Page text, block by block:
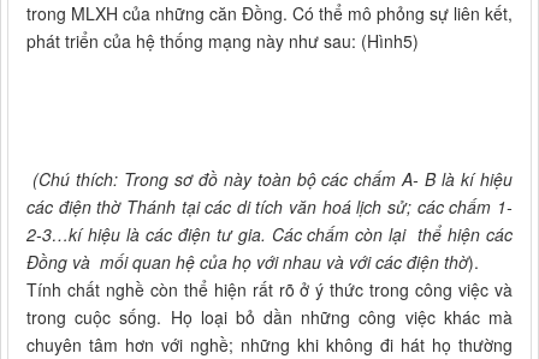
trong MLXH của những căn Đồng. Có thể mô phỏng sự liên kết,
phát triển của hệ thống mạng này như sau: (Hình5)
(Chú thích: Trong sơ đồ này toàn bộ các chấm A- B là kí hiệu
các điện thờ Thánh tại các di tích văn hoá lịch sử; các chấm 1-
2-3…kí hiệu là các điện tư gia. Các chấm còn lại thể hiện các
Đồng và mối quan hệ của họ với nhau và với các điện thờ).
Tính chất nghề còn thể hiện rất rõ ở ý thức trong công việc và
trong cuộc sống. Họ loại bỏ dần những công việc khác mà
chuyên tâm hơn với nghề; những khi không đi hát họ thường